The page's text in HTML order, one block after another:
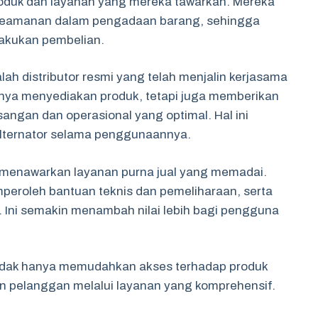
dalam pengadaan barang, sehingga
pembelian.
distributor resmi yang telah menjalin kerjasama
menyediakan produk, tetapi juga memberikan
dan operasional yang optimal. Hal ini
selama penggunaannya.
layanan purna jual yang memadai.
bantuan teknis dan pemeliharaan, serta
semakin menambah nilai lebih bagi pengguna
hanya memudahkan akses terhadap produk
pelanggan melalui layanan yang komprehensif.